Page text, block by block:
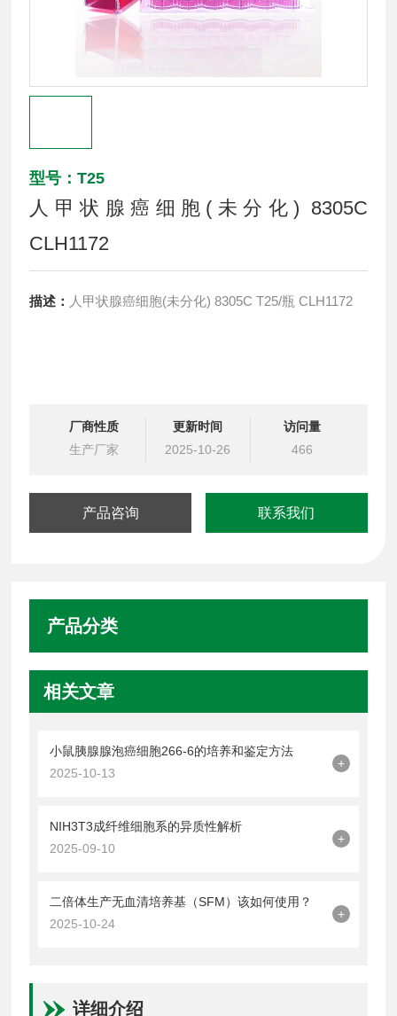
型号：T25
人甲状腺癌细胞(未分化) 8305C
CLH1172
描述： 人甲状腺癌细胞(未分化) 8305C T25/瓶 CLH1172
厂商性质
生产厂家
更新时间
2025-10-26
访问量
466
产品咨询 联系我们
产品分类
相关文章
小鼠胰腺腺泡癌细胞266-6的培养和鉴定方法
2025-10-13
+
NIH3T3成纤维细胞系的异质性解析
2025-09-10
+
二倍体生产无血清培养基（SFM）该如何使用？
2025-10-24
+
详细介绍